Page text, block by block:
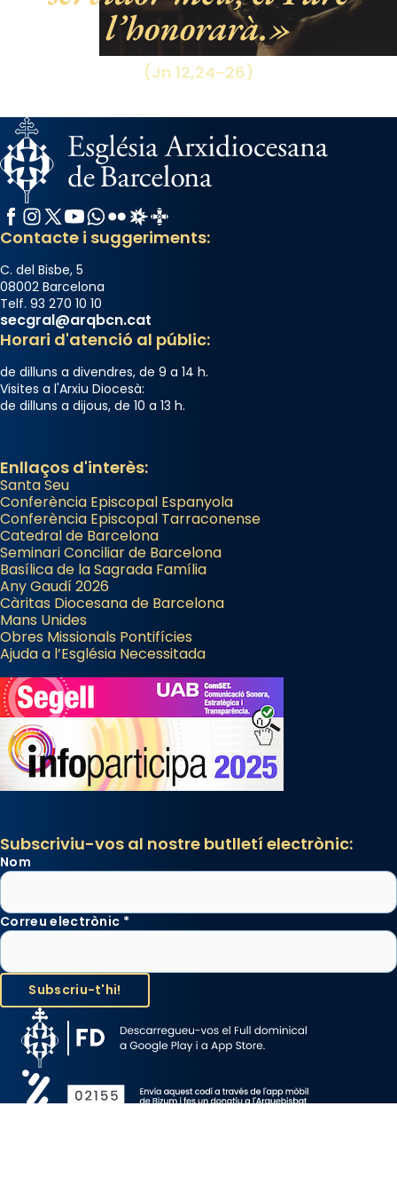
l’honorarà.
(Jn 12,24-26)
Facebook
Instagram
X / Twitter
YouTube
WhatsApp
FlickrRadio Estel
Catalunya Cristiana
Contacte i suggeriments:
C. del Bisbe, 5
08002 Barcelona
Telf. 93 270 10 10
secgral@arqbcn.cat
Horari d'atenció al públic:
de dilluns a divendres, de 9 a 14 h.
Visites a l'Arxiu Diocesà:
de dilluns a dijous, de 10 a 13 h.
Enllaços d'interès:
Santa Seu
Conferència Episcopal Espanyola
Conferència Episcopal Tarraconense
Catedral de Barcelona
Seminari Conciliar de Barcelona
Basílica de la Sagrada Família
Any Gaudí 2026
Càritas Diocesana de Barcelona
Mans Unides
Obres Missionals Pontifícies
Ajuda a l’Església Necessitada
Subscriviu-vos al nostre butlletí electrònic:
Nom
Correu electrònic *